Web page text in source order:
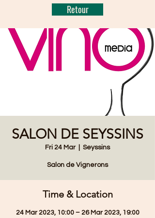
Retour
SALON DE SEYSSINS
Fri 24 Mar
  |
Seyssins
Salon de Vignerons
Time & Location
24 Mar 2023, 10:00 – 26 Mar 2023, 19:00